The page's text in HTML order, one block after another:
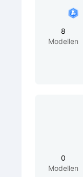
8
Modellen
0
Modellen